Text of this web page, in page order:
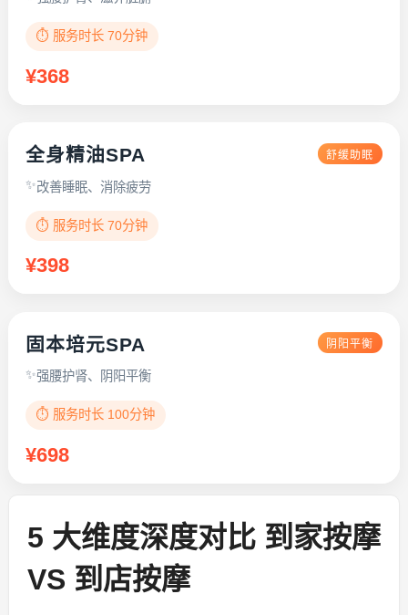
⏱️ 服务时长 70分钟
¥368
全身精油SPA 舒缓助眠
改善睡眠、消除疲劳
⏱️ 服务时长 70分钟
¥398
固本培元SPA 阴阳平衡
强腰护肾、阴阳平衡
⏱️ 服务时长 100分钟
¥698
5 大维度深度对比 到家按摩
VS 到店按摩